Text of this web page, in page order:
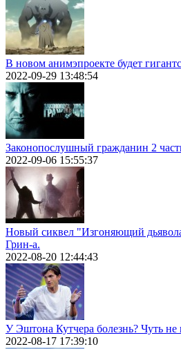
В новом анимэпроекте будет
2022-09-29 13:48:54
Законопослушный гражданин 2
2022-09-06 15:55:37
Новый сиквел "Изгоняющий
Грин-а.
2022-08-20 12:44:43
У Эштона Кутчера болезнь? Чуть не
2022-08-17 17:39:10